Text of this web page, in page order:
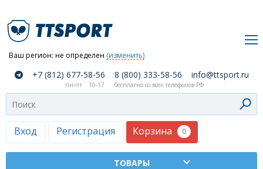
Ваш регион: не определен (изменить)
Вход Регистрация Корзина 0
компании
Как
сделать
заказ
Оплата
+7 (812) 677-58-56 8 (800) 333-58-56 info@ttsport.ru
пн-пт 10-17 бесплатно со всех телефонов РФ